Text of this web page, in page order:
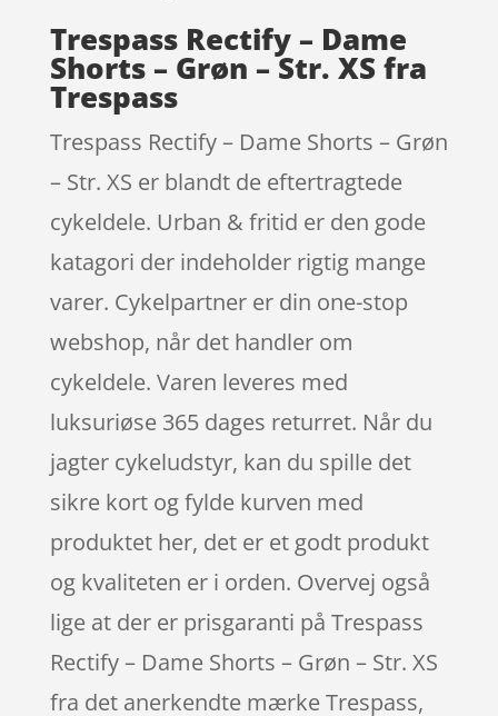
Trespass Rectify – Dame
Shorts – Grøn – Str. XS fra
Trespass
Trespass Rectify – Dame Shorts – Grøn
– Str. XS er blandt de eftertragtede
cykeldele. Urban & fritid er den gode
katagori der indeholder rigtig mange
varer. Cykelpartner er din one-stop
webshop, når det handler om
cykeldele. Varen leveres med
luksuriøse 365 dages returret. Når du
jagter cykeludstyr, kan du spille det
sikre kort og fylde kurven med
produktet her, det er et godt produkt
og kvaliteten er i orden. Overvej også
lige at der er prisgaranti på Trespass
Rectify – Dame Shorts – Grøn – Str. XS
fra det anerkendte mærke Trespass,